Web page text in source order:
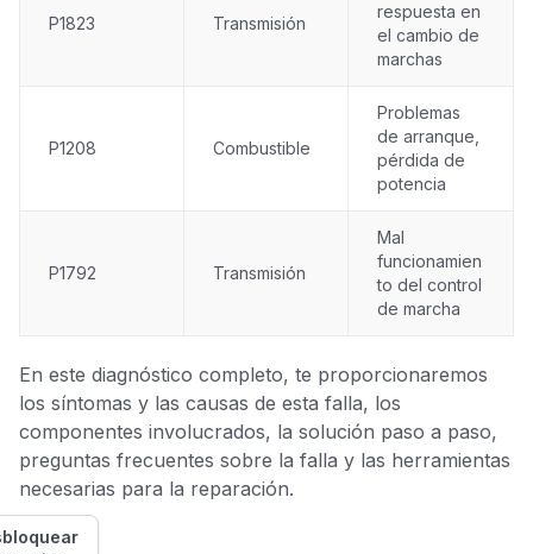
P1823 Transmisión
respuesta en
el cambio de
marchas
P1208 Combustible
Problemas
de arranque,
pérdida de
potencia
P1792 Transmisión
Mal
funcionamien
to del control
de marcha
En este diagnóstico completo, te proporcionaremos
los síntomas y las causas de esta falla, los
componentes involucrados, la solución paso a paso,
preguntas frecuentes sobre la falla y las herramientas
necesarias para la reparación.